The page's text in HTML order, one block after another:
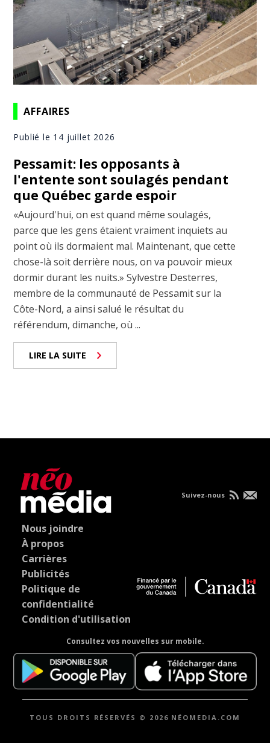
AFFAIRES
Publié le 14 juillet 2026
Pessamit: les opposants à
l'entente sont soulagés pendant
que Québec garde espoir
«Aujourd'hui, on est quand même soulagés,
parce que les gens étaient vraiment inquiets au
point où ils dormaient mal. Maintenant, que cette
chose-là soit derrière nous, on va pouvoir mieux
dormir durant les nuits.» Sylvestre Desterres,
membre de la communauté de Pessamit sur la
Côte-Nord, a ainsi salué le résultat du
référendum, dimanche, où ...
LIRE LA SUITE
Nous joindre
À propos
Carrières
Publicités
Politique de
confidentialité
Condition d'utilisation
Consultez vos nouvelles sur mobile.
Suivez-nous
TOUS DROITS RÉSERVÉS © 2026 NÉOMEDIA.COM